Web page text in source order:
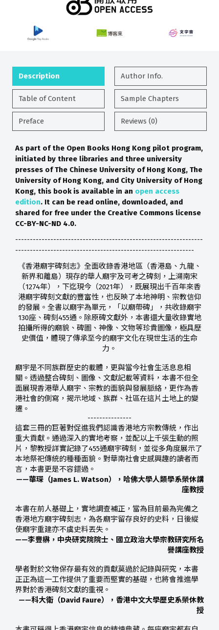
Description Author Info.
Table of Content Sample Chapters
Preface Reviews (0)
As part of the Open Books Hong Kong pilot program,
initiated by three libraries and three university
presses of The Chinese University of Hong Kong, The
University of Hong Kong, and City University of Hong
Kong, this book is available in an open access
edition. It can be read online, downloaded, and
shared for free under the Creative Commons license
CC-BY-NC-ND 4.0.
----------------------------------------------------------------
-------------------------------------------------------------
《香港廟宇碑刻志》全面收錄香港地區（香港島、九龍、
新界和離島）現存的華人廟宇及可考之碑刻，上溯南宋
（1274年），下迄現今（2021年），既展現出千百年來香
港廟宇碑刻文獻的豐富性，也反映了本地神明、宗教信仰
的發展。全書以廟宇為單元，「以廟帶碑」，共收錄廟宇
130座、碑刻455通。除原碑文獻外，本書還大量收錄實地
拍攝所得的廟貌、碑圖、神像、文物等珍貴圖像，極具歷
史價值，體現了傳承至今的廟宇文化在現世生活的生命
力。
廟宇是不同族群歷史的載體，更與當今社會生活息息相
關。透過整合碑刻、圖像、文獻記載等資料，本書不但全
面展現香港華人廟宇、宗教的面貌與發展脈絡，更作為香
港社會的側寫，揭示地域、族群、社區在這片土地上的變
遷。
---------------
這套三冊的巨著對促進我們認識香港地方宗教傳統，作出
重大貢獻。通過深入的實地考察，並配以上千張生動的照
片，黎教授詳實記錄了455通廟宇碑刻，並從多角度展示了
本地祭祀傳統的種種面貌。對華南社會史感興趣的讀者而
言，本書更是不容錯過。
——華琛（James L. Watson），哈佛大學人類學系榮休講
座教授
本書在前人基礎上，實地調查補正，當為目前最為完備之
香港地方廟宇碑刻志，為各廟宇留存良好的史料，日後縱
使廟宇重建亦不虞史料丟失。
——李豐楙，中央研究院院士、國立政治大學宗教研究所名
譽講座教授
學者對於文物保存最有效的貢獻莫過於記錄與研究，本書
正正為這一工作提供了重要而堅實的基礎，也將會推進學
界對於香港碑刻文獻的重視。
——科大衛（David Faure），香港中文大學歷史系榮休教
授